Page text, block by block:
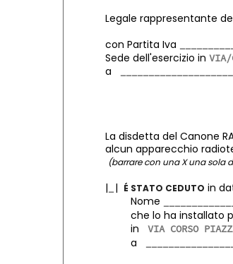
Legale rappresentante
con Partita Iva
Sede dell'esercizio in
a
La disdetta del Canone
alcun apparecchio
(barrare con una X una sola
| | É STATO CEDUTO in
Nome
che lo ha installato
in
a